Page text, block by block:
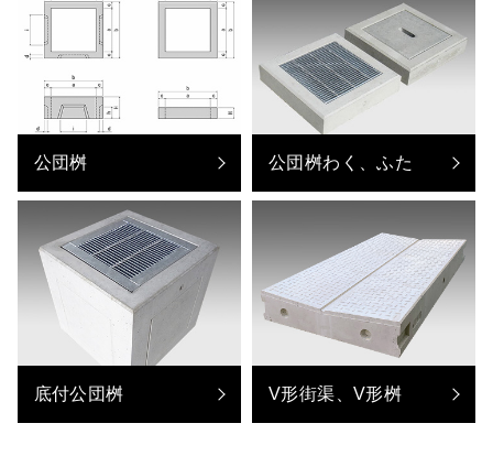
公団桝 公団桝わく、ふた
底付公団桝 V形街渠、V形桝